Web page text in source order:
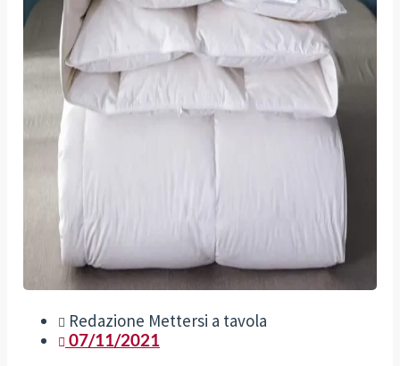
Redazione Mettersi a tavola
07/11/2021